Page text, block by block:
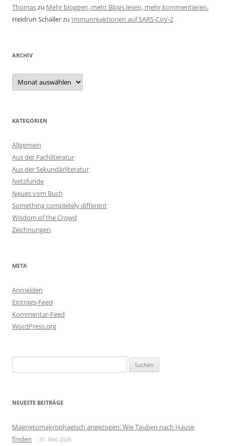
Thomaszu Mehr bloggen, mehr Blogs lesen, mehr kommentieren.
Heidrun Schallerzu Immunreaktionen auf SARS-CoV-2
ARCHIV
Archiv
KATEGORIEN
Allgemein
Aus der Fachliteratur
Aus der Sekundärliteratur
Netzfunde
Neues vom Buch
Something completely different
Wisdom of the Crowd
Zeichnungen
META
Anmelden
Eintrags-Feed
Kommentar-Feed
WordPress.org
nach:
NEUESTE BEITRÄGE
Magnetomakrophagisch angezogen: Wie Tauben nach Hause
finden
31. Mai 2026